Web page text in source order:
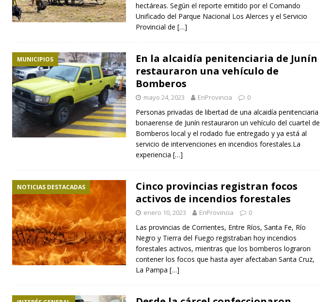
hectáreas. Según el reporte emitido por el Comando
Unificado del Parque Nacional Los Alerces y el Servicio
Provincial de […]
MUNICIPIOS
En la alcaidía penitenciaria de Junín
restauraron una vehículo de
Bomberos
mayo 24, 2023 EnProvincia 0
Personas privadas de libertad de una alcaidía penitenciaria
bonaerense de Junín restauraron un vehículo del cuartel de
Bomberos local y el rodado fue entregado y ya está al
servicio de intervenciones en incendios forestales.La
experiencia […]
NOTICIAS DESTACADAS
Cinco provincias registran focos
activos de incendios forestales
enero 10, 2023 EnProvincia 0
Las provincias de Corrientes, Entre Ríos, Santa Fe, Río
Negro y Tierra del Fuego registraban hoy incendios
forestales activos, mientras que los bomberos lograron
contener los focos que hasta ayer afectaban Santa Cruz,
La Pampa […]